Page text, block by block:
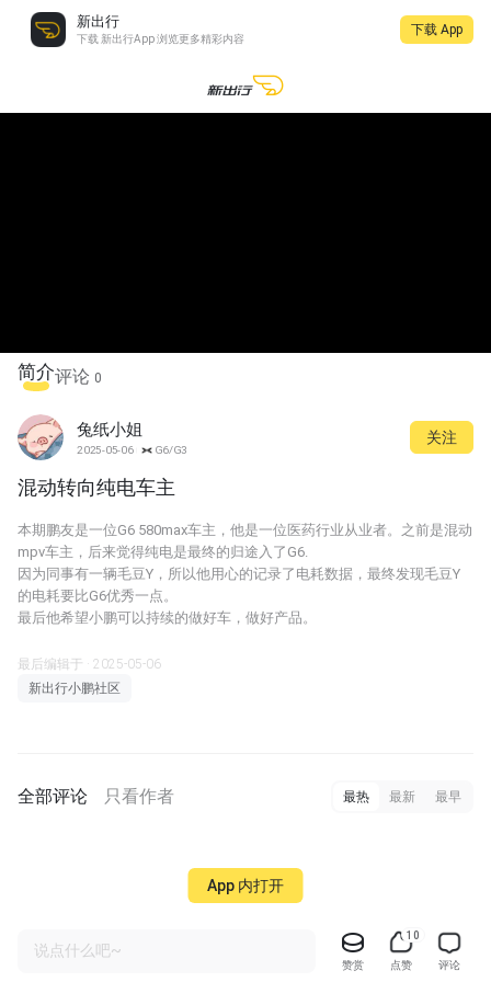
新出行
下载 新出行App 浏览更多精彩内容
下载 App
简介评论 0
兔纸小姐
2025-05-06 G6/G3
关注
混动转向纯电车主
本期鹏友是一位G6 580max车主，他是一位医药行业从业者。之前是混动
mpv车主，后来觉得纯电是最终的归途入了G6.
因为同事有一辆毛豆Y，所以他用心的记录了电耗数据，最终发现毛豆Y
的电耗要比G6优秀一点。
最后他希望小鹏可以持续的做好车，做好产品。
最后编辑于 · 2025-05-06
新出行小鹏社区
全部评论 只看作者 最热 最新 最早
说点什么吧~
赞赏
10
点赞 评论
App 内打开